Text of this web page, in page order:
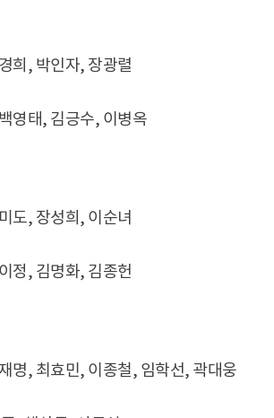
희, 박인자, 장광렬
영태, 김긍수, 이병옥
도, 장성희, 이순녀
정, 김명화, 김종헌
명, 최효민, 이종철, 임학선, 곽대웅